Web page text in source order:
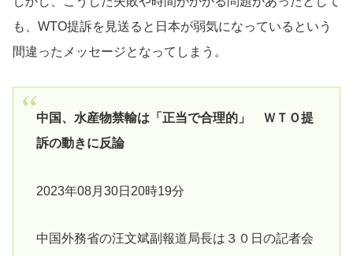
も、WTO提訴を見送ると日本が弱気になっているという
間違ったメッセージとなってしまう。
中国、水産物禁輸は「正当で合理的」 ＷＴＯ提
訴の動きに反論
2023年08月30日20時19分
中国外務省の汪文斌副報道局長は３０日の記者会